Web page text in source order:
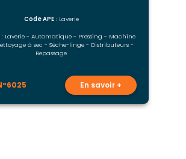
Code APE: Laverie
: Laverie - Automatique - Pressing - Machine
à sec - Sèche-linge - Distributeurs -
Repassage
En savoir +